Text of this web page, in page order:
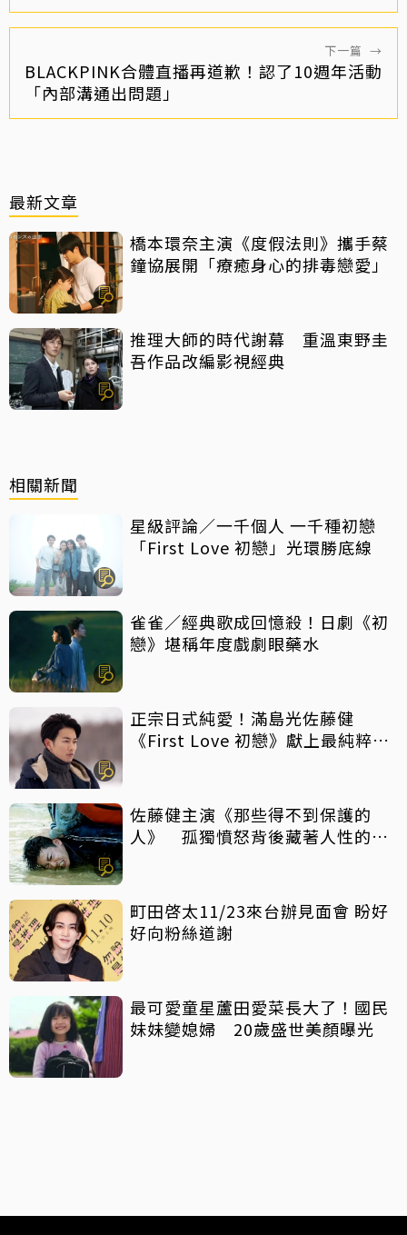
下一篇 →
BLACKPINK合體直播再道歉！認了10週年活動
「內部溝通出問題」
最新文章
橋本環奈主演《度假法則》攜手蔡
鐘協展開「療癒身心的排毒戀愛」
推理大師的時代謝幕 重溫東野圭
吾作品改編影視經典
相關新聞
星級評論／一千個人 一千種初戀
「First Love 初戀」光環勝底線
雀雀／經典歌成回憶殺！日劇《初
戀》堪稱年度戲劇眼藥水
正宗日式純愛！滿島光佐藤健
《First Love 初戀》獻上最純粹王
佐藤健主演《那些得不到保護的
人》 孤獨憤怒背後藏著人性的純
町田啓太11/23來台辦見面會 盼好
好向粉絲道謝
最可愛童星蘆田愛菜長大了！國民
妹妹變媳婦 20歲盛世美顏曝光